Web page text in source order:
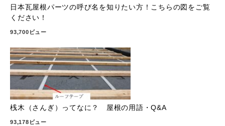
日本瓦屋根パーツの呼び名を知りたい方！こちらの図をご覧
ください！
93,700ビュー
桟木（さんぎ）ってなに？ 屋根の用語・Q&A
93,178ビュー